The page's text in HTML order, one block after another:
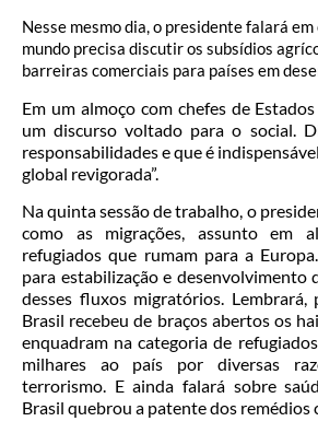
Nesse mesmo dia, o presidente falará
mundo precisa discutir os subsídios
barreiras comerciais para países em
Em um almoço com chefes de
um discurso voltado para o social.
responsabilidades e que é
global revigorada”.
Na quinta sessão de trabalho, o
como as migrações, assunto em
refugiados que rumam para a
para estabilização e desenvolvimento
desses fluxos migratórios.
Brasil recebeu de braços abertos os
enquadram na categoria de
milhares ao país por diversas
terrorismo. E ainda falará sobre
Brasil quebrou a patente dos remédios